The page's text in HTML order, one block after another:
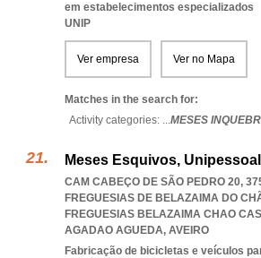
em estabelecimentos especializados
UNIP
Ver empresa Ver no Mapa
Matches in the search for:
Activity categories: ...MESES
Meses Esquivos,
CAM CABEÇO DE SÃO PEDRO 20,
FREGUESIAS DE BELAZAIMA DO
FREGUESIAS BELAZAIMA CHAO
AGADAO AGUEDA, AVEIRO
Fabricação de bicicletas e veículos